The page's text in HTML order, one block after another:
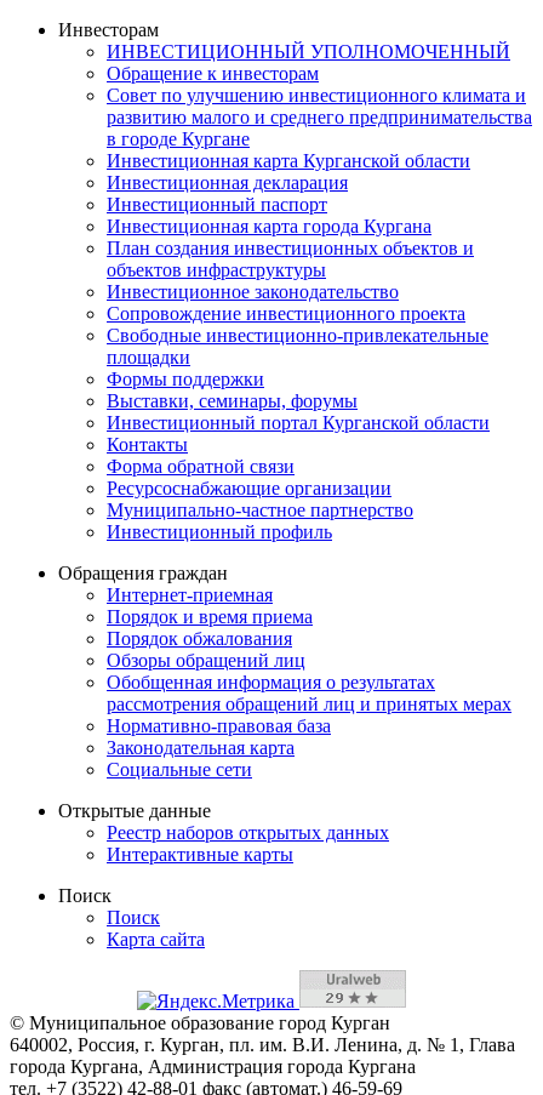
Инвесторам
ИНВЕСТИЦИОННЫЙ УПОЛНОМОЧЕННЫЙ
Обращение к инвесторам
Совет по улучшению инвестиционного климата и
развитию малого и среднего предпринимательства
в городе Кургане
Инвестиционная карта Курганской области
Инвестиционная декларация
Инвестиционный паспорт
Инвестиционная карта города Кургана
План создания инвестиционных объектов и
объектов инфраструктуры
Инвестиционное законодательство
Сопровождение инвестиционного проекта
Свободные инвестиционно-привлекательные
площадки
Формы поддержки
Выставки, семинары, форумы
Инвестиционный портал Курганской области
Контакты
Форма обратной связи
Ресурсоснабжающие организации
Муниципально-частное партнерство
Инвестиционный профиль
Обращения граждан
Интернет-приемная
Порядок и время приема
Порядок обжалования
Обзоры обращений лиц
Обобщенная информация о результатах
рассмотрения обращений лиц и принятых мерах
Нормативно-правовая база
Законодательная карта
Социальные сети
Открытые данные
Реестр наборов открытых данных
Интерактивные карты
Поиск
Поиск
Карта сайта
© Муниципальное образование город Курган
640002, Россия, г. Курган, пл. им. В.И. Ленина, д. № 1, Глава
города Кургана, Администрация города Кургана
тел. +7 (3522) 42-88-01 факс (автомат.) 46-59-69